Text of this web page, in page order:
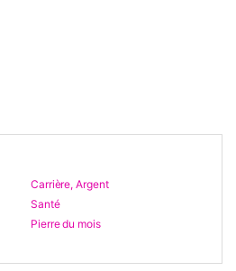
Carrière, Argent
Santé
Pierre du mois